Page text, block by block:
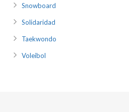
Snowboard
Solidaridad
Taekwondo
Voleibol